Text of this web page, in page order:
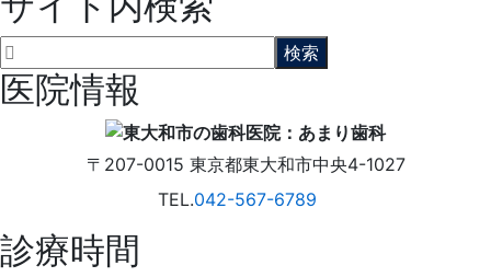
医院情報
〒207-0015 東京都東大和市中央4-1027
TEL.042-567-6789
診療時間